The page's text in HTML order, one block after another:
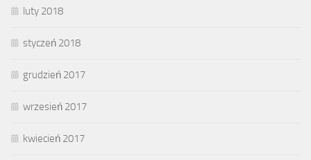
luty 2018
styczeń 2018
grudzień 2017
wrzesień 2017
kwiecień 2017